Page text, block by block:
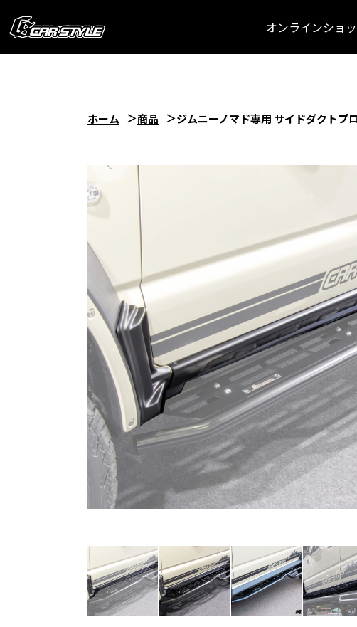
オンラインショ
ホーム 商品 ジムニーノマド専用 サイドダクトプ